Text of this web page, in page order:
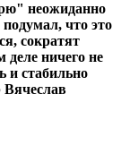
неожиданно
что это
сократят
ничего не
и стабильно
Вячеслав